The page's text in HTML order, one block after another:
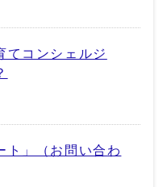
てコンシェルジ
ト」（お問い合わ